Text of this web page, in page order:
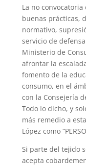
La no
buenas prácticas,
normativo,
servicio de
Ministerio de
afrontar la
fomento de la
consumo, en el
con la Consejería
Todo lo dicho, y
más remedio a
López como
Si parte del tejido
acepta